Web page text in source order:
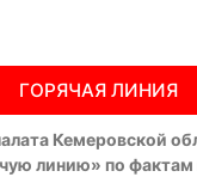
ГОРЯЧАЯ ЛИНИЯ
Кемеровской
линию» по